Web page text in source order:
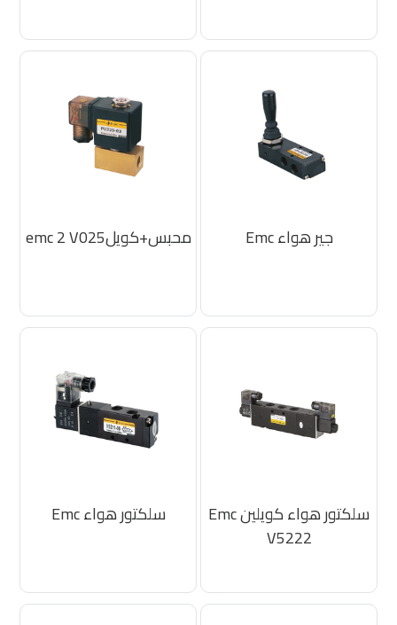
جير هواء Emc محبس+كويلemc 2 V025
سلكتور هواء كويلين Emc
V5222
سلكتور هواء Emc